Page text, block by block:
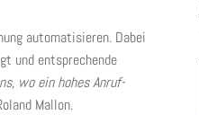
automatisieren. Dabei
und entsprechende
wo ein hohes Anruf-
Mallon.